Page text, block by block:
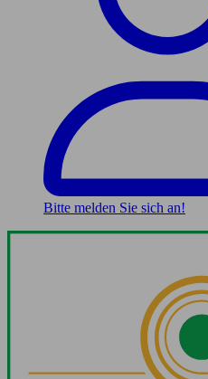
Bitte melden Sie sich an!